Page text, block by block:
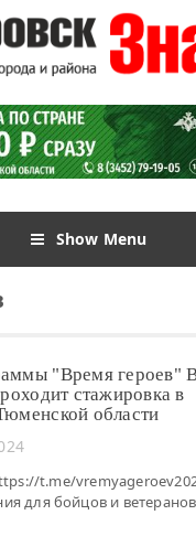
Show Menu
"Время героев"
стажировка в
области
t.me/
для бойцов и